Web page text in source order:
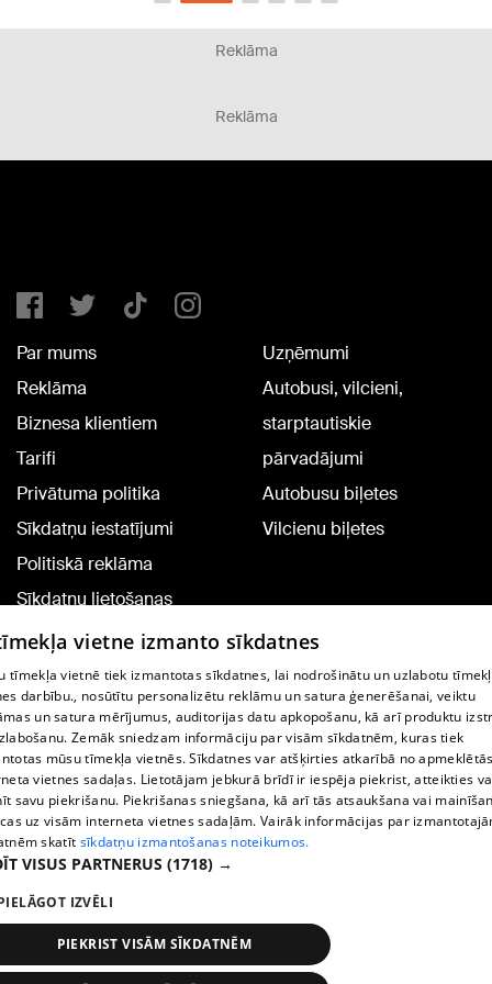
Reklāma
Reklāma
Par mums
Reklāma
Biznesa klientiem
Tarifi
Privātuma politika
Sīkdatņu iestatījumi
Politiskā reklāma
Sīkdatņu lietošanas
noteikumi
Komentāru pievienošana
Uzņēmumi
Autobusi, vilcieni,
starptautiskie
pārvadājumi
Autobusu biļetes
Vilcienu biļetes
TV programma
Līguma noteikumi
360 Ziņu kontakti
Helio Media
Portāla palīdzības dienests: e-pasts -
All rights reserved.
vietne izmanto sīkdatnes
tīmekļa vietnē tiek izmantotas sīkdatnes, lai nodrošinātu un uzlabotu
darbību., nosūtītu personalizētu reklāmu un satura ģenerēšanai, veiktu
un satura mērījumus, auditorijas datu apkopošanu, kā arī produktu
Zemāk sniedzam informāciju par visām sīkdatnēm, kuras tiek
mūsu tīmekļa vietnēs. Sīkdatnes var atšķirties atkarībā no
vietnes sadaļas. Lietotājam jebkurā brīdī ir iespēja piekrist, atteikties
savu piekrišanu. Piekrišanas sniegšana, kā arī tās atsaukšana vai
uz visām interneta vietnes sadaļām. Vairāk informācijas par
skatīt sīkdatņu izmantošanas noteikumos.
VISUS PARTNERUS (1718) →
IZVĒLI
PIEKRIST VISĀM SĪKDATNĒM